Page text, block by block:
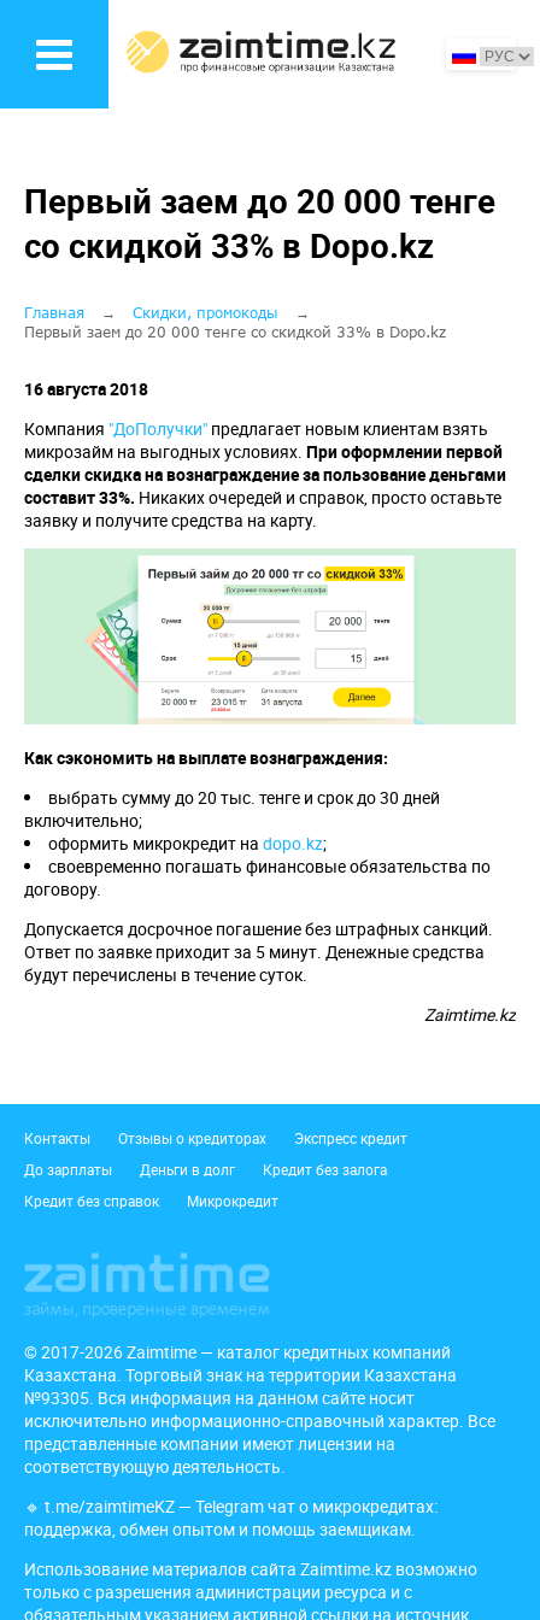
основному
Первый заем до 20 000 тенге
со скидкой 33% в Dopo.kz
Строка
Главная
Скидки, промокоды
Первый заем до 20 000 тенге со скидкой 33% в Dopo.kz
16 августа 2018
Компания "ДоПолучки" предлагает новым клиентам взять
микрозайм на выгодных условиях. При оформлении первой
сделки скидка на вознаграждение за пользование деньгами
составит 33%. Никаких очередей и справок, просто оставьте
заявку и получите средства на карту.
Как сэкономить на выплате вознаграждения:
выбрать сумму до 20 тыс. тенге и срок до 30 дней
включительно;
оформить микрокредит на dopo.kz;
своевременно погашать финансовые обязательства по
договору.
Допускается досрочное погашение без штрафных санкций.
Ответ по заявке приходит за 5 минут. Денежные средства
будут перечислены в течение суток.
Zaimtime.kz
Подвал
Контакты Отзывы о кредиторах
Экспресс кредит
До зарплаты
Деньги в долг
Кредит без залога
Кредит без справок
Микрокредит
© 2017-2026 Zaimtime — каталог кредитных компаний
Казахстана. Торговый знак на территории Казахстана
№93305. Вся информация на данном сайте носит
исключительно информационно-справочный характер. Все
представленные компании имеют лицензии на
соответствующую деятельность.
🔹 t.me/zaimtimeKZ — Telegram чат о микрокредитах:
поддержка, обмен опытом и помощь заемщикам.
Использование материалов сайта Zaimtime.kz возможно
только с разрешения администрации ресурса и с
обязательным указанием активной ссылки на источник,